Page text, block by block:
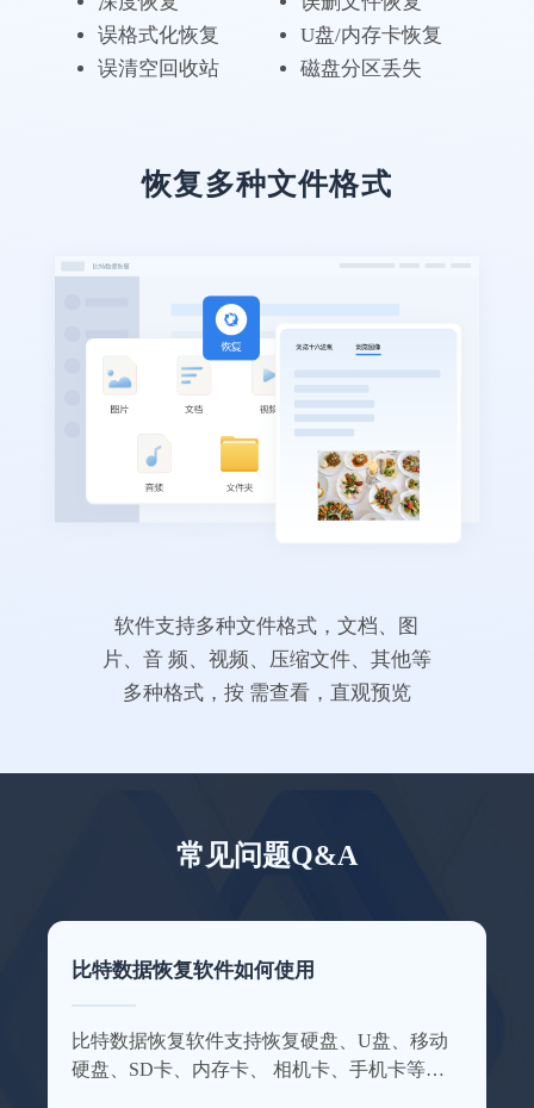
误格式化恢复
U盘/内存卡恢复
误清空回收站
磁盘分区丢失
恢复多种文件格式
软件支持多种文件格式，文档、图
片、音 频、视频、压缩文件、其他等
多种格式，按 需查看，直观预览
常见问题Q&A
比特数据恢复软件如何使用
比特数据恢复软件支持恢复硬盘、U盘、移动
硬盘、SD卡、内存卡、 相机卡、手机卡等多
软件实用，数据很完整
的。恢复了我丢失的pdf合同，以防万一，软
笙念
电脑无备份，还好有比
专业级的数据恢复软件果然不一样，这次体
验很不错，客服有耐心，回答问题也很仔
上的数据，我的毕业照片都恢复回来了~特此
這婆外心